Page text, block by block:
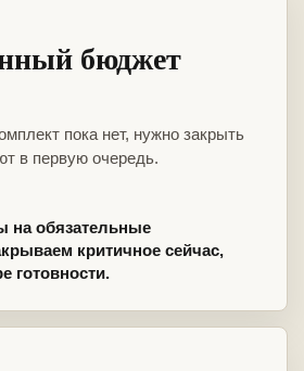
бюджет
пока нет, нужно закрыть
в первую очередь.
на обязательные
критичное сейчас,
готовности.